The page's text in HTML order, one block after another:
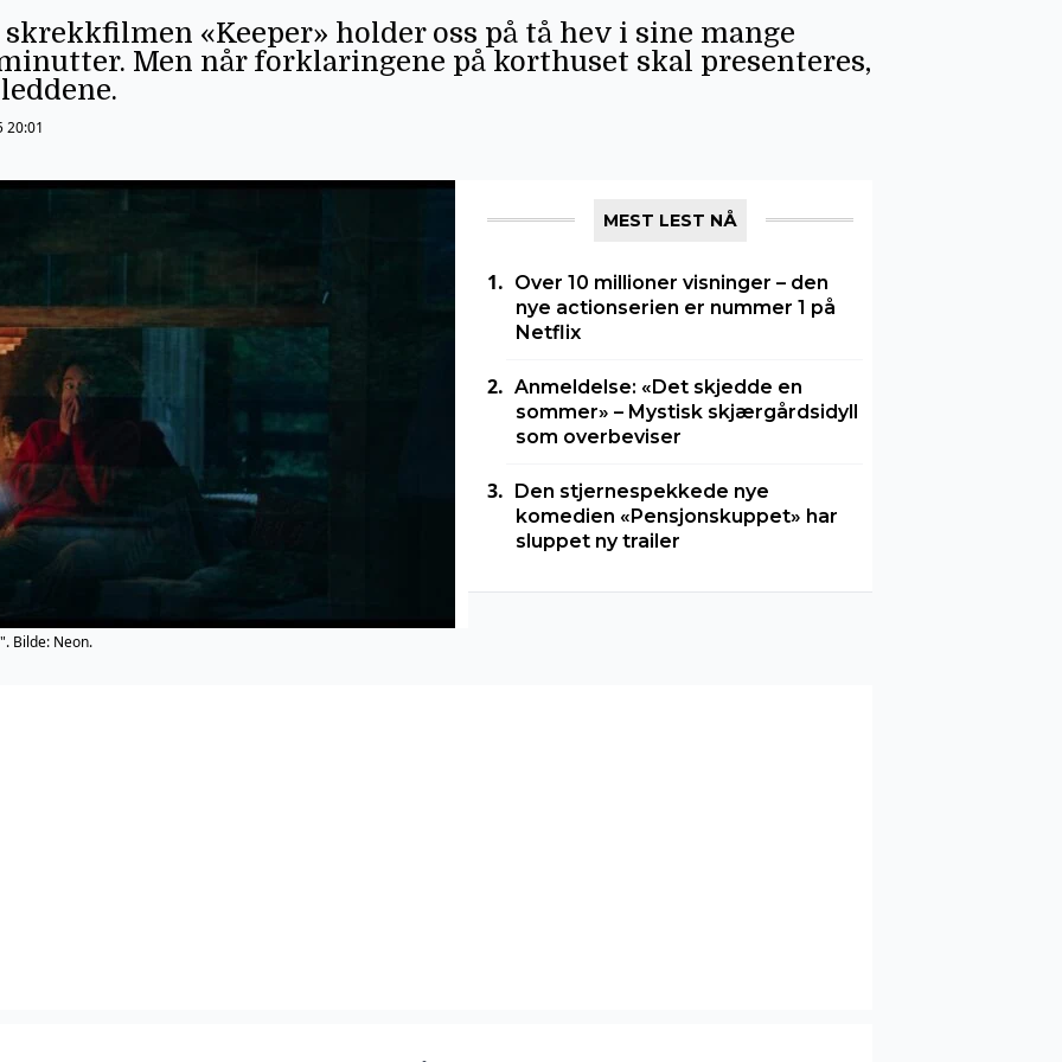
«Keeper» holder oss på tå hev i sine mange
Men når forklaringene på korthuset skal presenteres,
20:01
Bilde: Neon.
MEST LEST NÅ
Over 10 millioner visninger – den
nye actionserien er nummer 1 på
Netflix
Anmeldelse: «Det skjedde en
sommer» – Mystisk skjærgårdsidyll
som overbeviser
Den stjernespekkede nye
komedien «Pensjonskuppet» har
sluppet ny trailer